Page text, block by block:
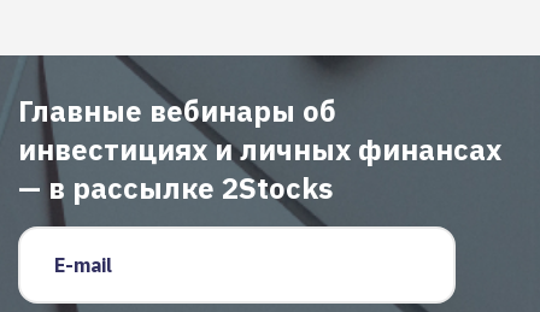
Главные вебинары об
инвестициях и личных финансах
— в рассылке 2Stocks
Email